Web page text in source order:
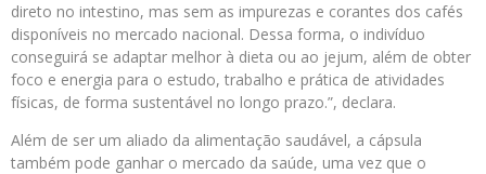
direto no intestino, mas sem as impurezas e corantes dos cafés
disponíveis no mercado nacional. Dessa forma, o indivíduo
conseguirá se adaptar melhor à dieta ou ao jejum, além de obter
foco e energia para o estudo, trabalho e prática de atividades
físicas, de forma sustentável no longo prazo.”, declara.
Além de ser um aliado da alimentação saudável, a cápsula
também pode ganhar o mercado da saúde, uma vez que o